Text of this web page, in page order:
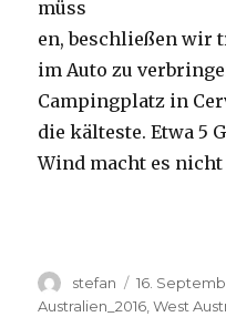
müss
en, beschließen wir
im Auto zu
Campingplatz in
die kälteste. Etwa 5
Wind macht es nicht
Autor
stefan
am
16.
Australien_2016 ,West